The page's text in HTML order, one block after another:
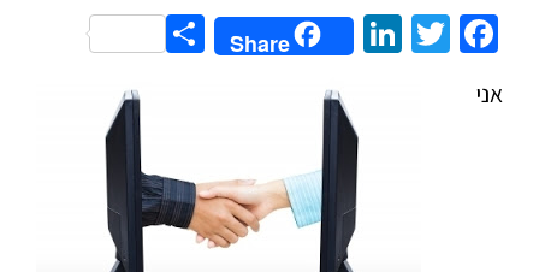
Facebook
Twitter
LinkedIn
Share
Share
אני